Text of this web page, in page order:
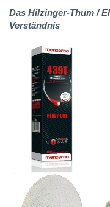
Das Hilzinger-Thum /
Verständnis
Bildergalerie
springen